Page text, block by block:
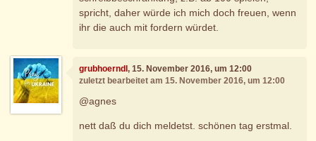
spricht, daher würde ich mich doch freuen, wenn
ihr die auch mit fordern würdet.
grubhoerndl, 15. November 2016, um 12:00
zuletzt bearbeitet am 15. November 2016, um 12:00
@agnes
nett daß du dich meldetst. schönen tag erstmal.